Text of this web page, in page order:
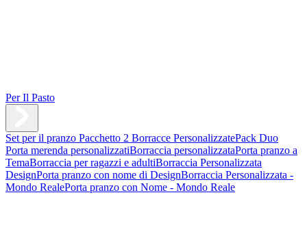
Per Il Pasto
Set per il pranzo Pacchetto 2 Borracce PersonalizzatePack Duo
Porta merenda personalizzatiBorraccia personalizzataPorta pranzo a
TemaBorraccia per ragazzi e adultiBorraccia Personalizzata
DesignPorta pranzo con nome di DesignBorraccia Personalizzata -
Mondo RealePorta pranzo con Nome - Mondo Reale